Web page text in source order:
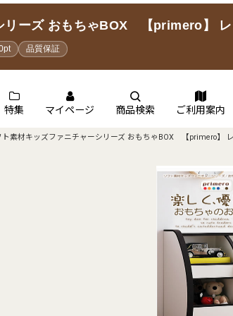
リーズ おもちゃBOX 【primero】
品質保証
特集 マイページ 商品検索 ご利用案内
ト素材キッズファニチャーシリーズ おもちゃBOX 【primero】